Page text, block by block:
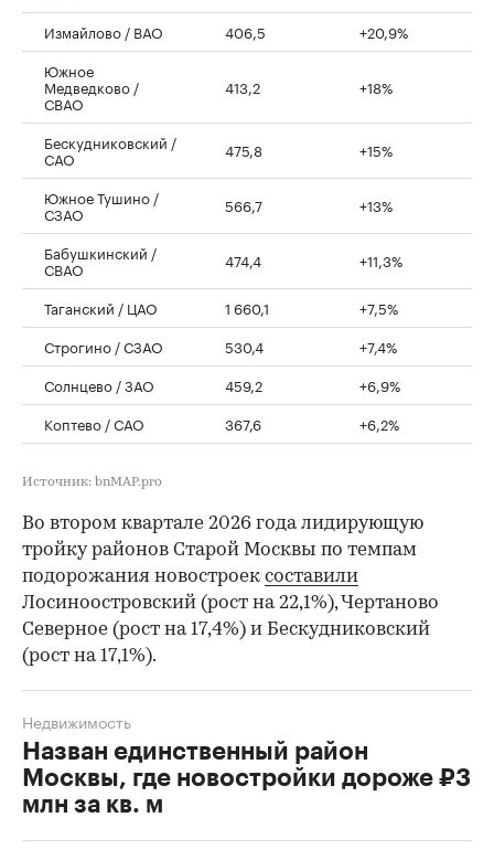
Измайлово / ВАО 406,5
+20,9%
Южное
Медведково /
СВАО
413,2 +18%
Бескудниковский /
САО 475,8 +15%
Южное Тушино /
СЗАО 566,7 +13%
Бабушкинский /
СВАО 474,4 +11,3%
Таганский / ЦАО 1 660,1
+7,5%
Строгино / СЗАО
530,4
+7,4%
Солнцево / ЗАО
459,2
+6,9%
Коптево / САО
367,6 +6,2%
Источник: bnMAP.pro
Во втором квартале 2026 года лидирующую
тройку районов Старой Москвы по темпам
подорожания новостроек составили
Лосиноостровский (рост на 22,1%), Чертаново
Северное (рост на 17,4%) и Бескудниковский
(рост на 17,1%).
Назван единственный район
Москвы, где новостройки дороже ₽3
млн за кв. м
Недвижимость